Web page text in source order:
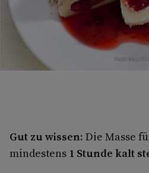
Foto:
Gut zu wissen: Die Masse
mindestens 1 Stunde kalt